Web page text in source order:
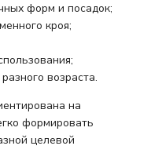
форм и посадок;
кроя;
возраста.
на
формировать
целевой